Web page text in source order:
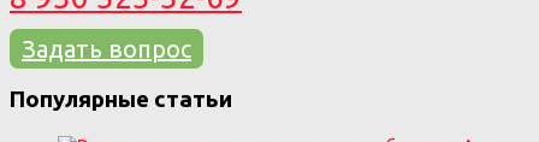
Задать вопрос
Популярные статьи